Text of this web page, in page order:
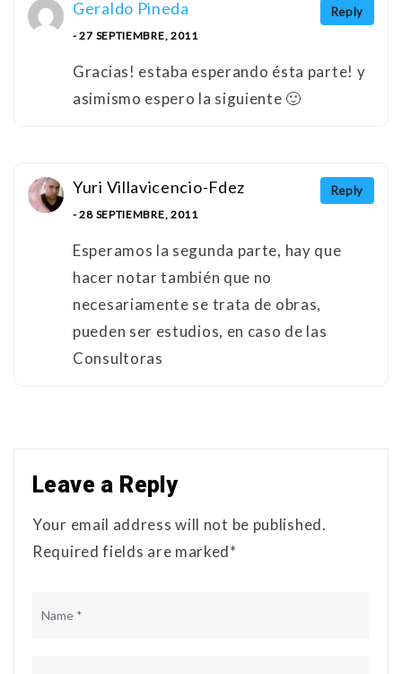
Reply
Geraldo Pineda
- 27 SEPTIEMBRE, 2011
Gracias! estaba esperando ésta parte! y
asimismo espero la siguiente 🙂
Reply
Yuri Villavicencio-Fdez
- 28 SEPTIEMBRE, 2011
Esperamos la segunda parte, hay que
hacer notar también que no
necesariamente se trata de obras,
pueden ser estudios, en caso de las
Consultoras
Leave a Reply
Your email address will not be published.
Required fields are marked*